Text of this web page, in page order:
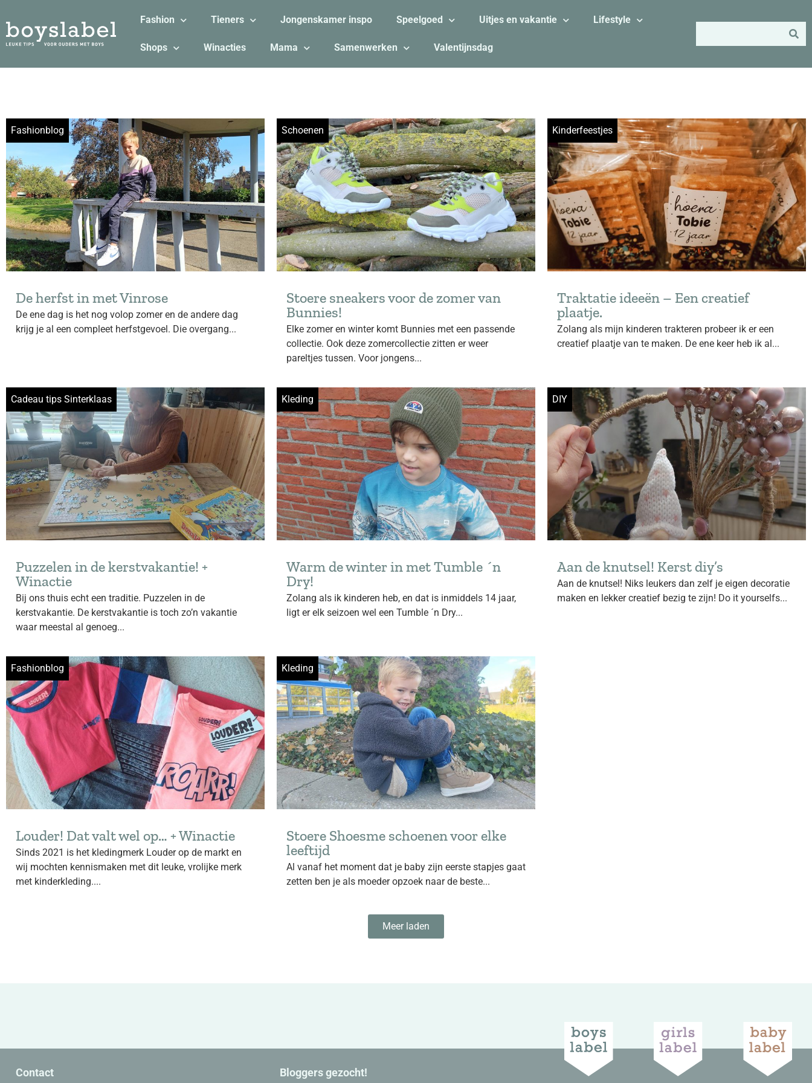
Fashion Tieners Jongenskamer inspo Speelgoed Uitjes en vakantie Lifestyle
Shops Winacties Mama Samenwerken Valentijnsdag
Fashionblog
De herfst in met Vinrose
De ene dag is het nog volop zomer en de andere dag
krijg je al een compleet herfstgevoel. Die overgang...
Schoenen
Stoere sneakers voor de zomer van
Bunnies!
Elke zomer en winter komt Bunnies met een passende
collectie. Ook deze zomercollectie zitten er weer
pareltjes tussen. Voor jongens...
Kinderfeestjes
Traktatie ideeën – Een creatief
plaatje.
Zolang als mijn kinderen trakteren probeer ik er een
creatief plaatje van te maken. De ene keer heb ik al...
Cadeau tips Sinterklaas
Puzzelen in de kerstvakantie! +
Winactie
Bij ons thuis echt een traditie. Puzzelen in de
kerstvakantie. De kerstvakantie is toch zo’n vakantie
waar meestal al genoeg...
Kleding
Warm de winter in met Tumble ´n
Dry!
Zolang als ik kinderen heb, en dat is inmiddels 14 jaar,
ligt er elk seizoen wel een Tumble ´n Dry...
DIY
Aan de knutsel! Kerst diy’s
Aan de knutsel! Niks leukers dan zelf je eigen decoratie
maken en lekker creatief bezig te zijn! Do it yourselfs...
Fashionblog
Louder! Dat valt wel op… + Winactie
Sinds 2021 is het kledingmerk Louder op de markt en
wij mochten kennismaken met dit leuke, vrolijke merk
met kinderkleding....
Kleding
Stoere Shoesme schoenen voor elke
leeftijd
Al vanaf het moment dat je baby zijn eerste stapjes gaat
zetten ben je als moeder opzoek naar de beste...
Meer laden
Contact
Bloggers gezocht!